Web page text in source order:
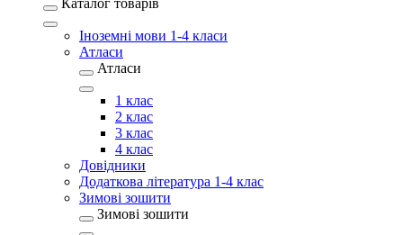
Каталог товарів
Іноземні мови 1-4 класи
Атласи
Атласи
1 клас
2 клас
3 клас
4 клас
Довідники
Додаткова література 1-4 клас
Зимові зошити
Зимові зошити